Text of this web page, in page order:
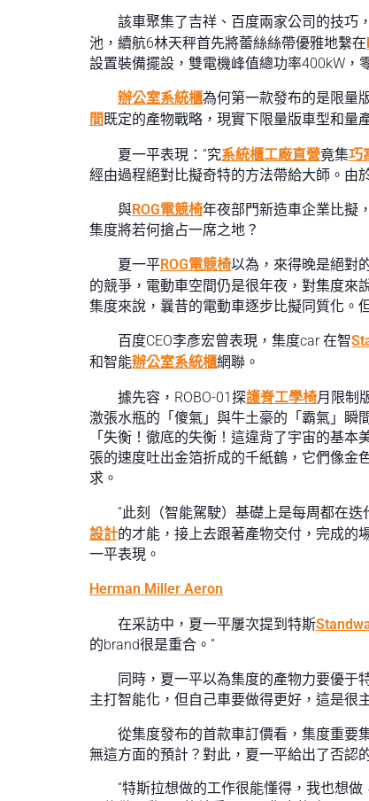
該車聚集了吉祥、百度兩家公司的技巧
池，續航6林天秤首先將蕾絲絲帶優雅地繫在
設置裝備擺設，雙電機峰值總功率400kW，
辦公室系統櫃為何第一款發布的是限量
間 既定的產物戰略，現實下限量版車型和量
夏一平表現：“究系統櫃工廠直營竟集巧
經由過程絕對比擬奇特的方法帶給大師。由
與ROG電競椅年夜部門新造車企業比擬
集度將若何搶占一席之地？
夏一平ROG電競椅以為，來得晚是絕對
的競爭，電動車空間仍是很年夜，對集度來
集度來說，曩昔的電動車逐步比擬同質化。
百度CEO李彥宏曾表現，集度car 在智
和智能辦公室系統櫃網聯。
據先容，ROBO-01探護脊工學椅月限制
激張水瓶的「傻氣」與牛土豪的「霸氣」瞬
「失衡！徹底的失衡！這違背了宇宙的基
張的速度吐出金箔折成的千紙鶴，它們像金
求。
“此刻（智能駕駛）基礎上是每周都在
設計的才能，接上去跟著產物交付，完成的
一平表現。
Herman Miller Aeron
在采訪中，夏一平屢次提到特斯
的brand很是重合。”
同時，夏一平以為集度的產物力要優于
主打智能化，但自己車要做得更好，這是很
從集度發布的首款車訂價看，集度重要
無這方面的預計？對此，夏一平給出了否認
“特斯拉想做的工作很能懂得，我也想